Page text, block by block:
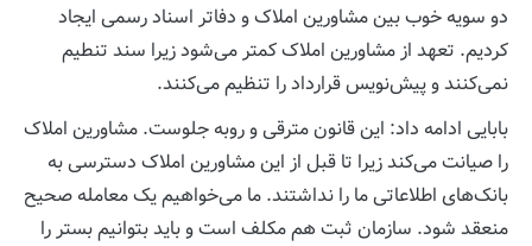
دو سویه خوب بین مشاورین املاک و دفاتر اسناد رسمی ایجاد
کردیم. تعهد از مشاورین املاک کمتر می‌شود زیرا سند تنطیم
نمی‌کنند و پیش‌نویس قرارداد را تنظیم می‌کنند.
بابایی ادامه داد: این قانون مترقی و روبه جلوست. مشاورین املاک
را صیانت می‌کند زیرا تا قبل از این مشاورین املاک دسترسی به
بانک‌های اطلاعاتی ما را نداشتند. ما می‌خواهیم یک معامله صحیح
منعقد شود. سازمان ثبت هم مکلف است و باید بتوانیم بستر را